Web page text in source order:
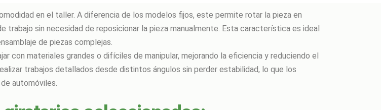
en el taller. A diferencia de los modelos fijos, este permite rotar la pieza en
sin necesidad de reposicionar la pieza manualmente. Esta característica es ideal
de piezas complejas.
con materiales grandes o difíciles de manipular, mejorando la eficiencia y reduciendo el
trabajos detallados desde distintos ángulos sin perder estabilidad, lo que los
automóviles.